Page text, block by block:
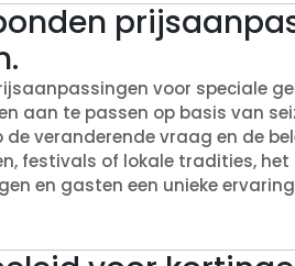
voor speciale
aan te passen op basis van
de veranderende vraag en de
festivals of lokale tradities,
en gasten een unieke